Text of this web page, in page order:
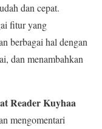
dan cepat.
fitur yang
berbagai hal dengan
dan menambahkan
Reader Kuyhaa
mengomentari